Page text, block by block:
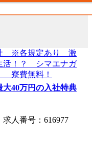
大40万円の入社特典
人番号：616977